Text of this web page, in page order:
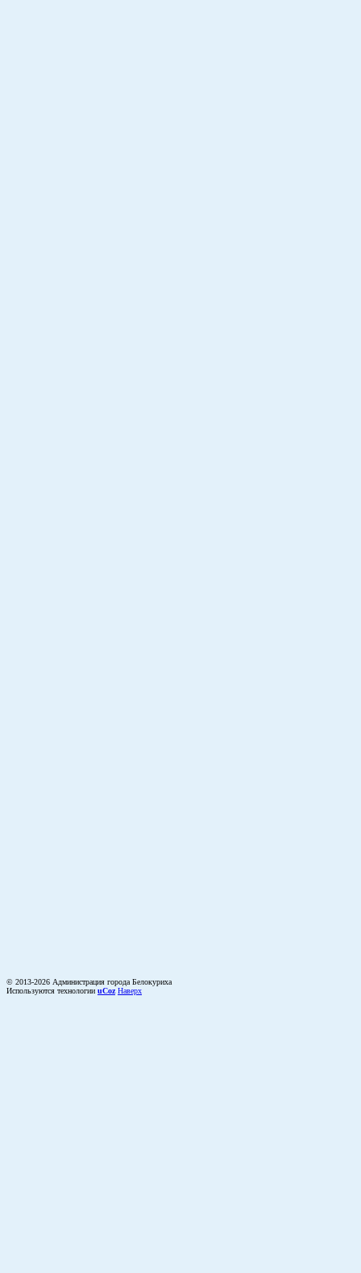
© 2013-2026 Администрация города Белокуриха
Используются технологии uCoz Наверх